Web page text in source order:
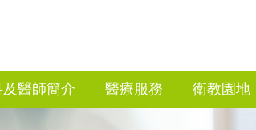
醫師簡介 醫療服務 衛教園地